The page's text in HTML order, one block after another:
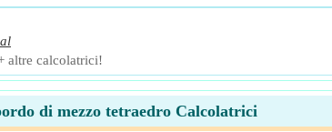
altre calcolatrici!
di mezzo tetraedro Calcolatrici